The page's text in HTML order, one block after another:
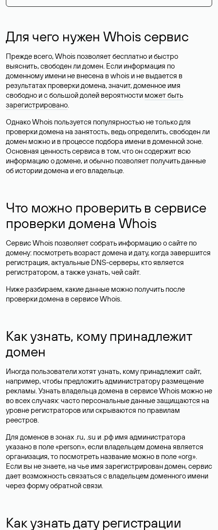
Для чего нужен Whois сервис
Прежде всего, Whois позволяет бесплатно и быстро
выяснить, свободен ли домен. Если информация по
доменному имени не внесена в whois и не выдается в
результатах проверки домена, значит, доменное имя
свободно и с большой долей вероятности может быть
зарегистрировано.
Однако Whois пользуется популярностью не только для
проверки домена на занятость, ведь определить, свободен ли
домен можно и в процессе подбора имени в доменной зоне.
Основная ценность сервиса в том, что он содержит всю
информацию о домене, и обычно позволяет получить данные
об истории домена и его владельце.
Что можно проверить в сервисе
проверки домена Whois
Сервис Whois позволяет собрать информацию о сайте по
домену: посмотреть возраст домена и дату, когда завершится
регистрация, актуальные DNS-серверы, кто является
регистратором, а также узнать, чей сайт.
Ниже разбираем, какие данные можно получить после
проверки домена в сервисе Whois.
Как узнать, кому принадлежит
домен
Иногда пользователи хотят узнать, кому принадлежит сайт,
например, чтобы предложить администратору размещение
рекламы. Узнать владельца домена в сервисе Whois можно не
во всех случаях: часто персональные данныезащищаются на
уровне регистраторов или скрываются по правилам
реестров.
Для доменов в зонах .ru, .su и .рф имя администратора
указано в поле «person», если владельцем домена является
организация, то посмотреть название можно в поле «org».
Если вы не знаете, на чье имя зарегистрирован домен, сервис
дает возможность связаться с владельцем доменного имени
через форму обратной связи.
Как узнать дату регистрации